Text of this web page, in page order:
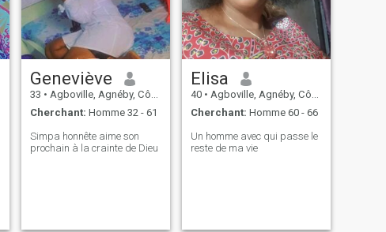
Geneviève
33 • Agboville, Agnéby, Côte d'ivoire
Cherchant: Homme 32 - 61
Simpa honnête aime son
prochain à la crainte de Dieu
Elisa
40 • Agboville, Agnéby, Côte d'ivoire
Cherchant: Homme 60 - 66
Un homme avec qui passe le
reste de ma vie